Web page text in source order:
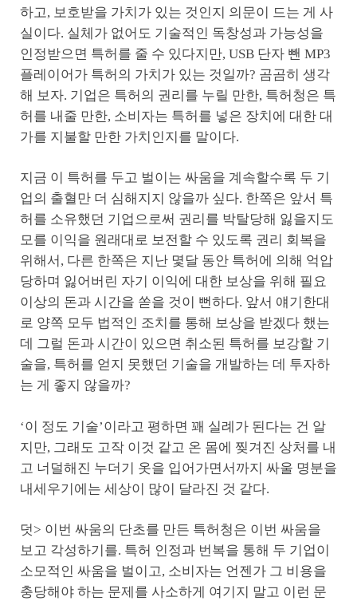
하고, 보호받을 가치가 있는 것인지 의문이 드는 게 사
실이다. 실체가 없어도 기술적인 독창성과 가능성을
인정받으면 특허를 줄 수 있다지만, USB 단자 뺀 MP3
플레이어가 특허의 가치가 있는 것일까? 곰곰히 생각
해 보자. 기업은 특허의 권리를 누릴 만한, 특허청은 특
허를 내줄 만한, 소비자는 특허를 넣은 장치에 대한 대
가를 지불할 만한 가치인지를 말이다.
지금 이 특허를 두고 벌이는 싸움을 계속할수록 두 기
업의 출혈만 더 심해지지 않을까 싶다. 한쪽은 앞서 특
허를 소유했던 기업으로써 권리를 박탈당해 잃을지도
모를 이익을 원래대로 보전할 수 있도록 권리 회복을
위해서, 다른 한쪽은 지난 몇달 동안 특허에 의해 억압
당하며 잃어버린 자기 이익에 대한 보상을 위해 필요
이상의 돈과 시간을 쏟을 것이 뻔하다. 앞서 얘기한대
로 양쪽 모두 법적인 조치를 통해 보상을 받겠다 했는
데 그럴 돈과 시간이 있으면 취소된 특허를 보강할 기
술을, 특허를 얻지 못했던 기술을 개발하는 데 투자하
는 게 좋지 않을까?
‘이 정도 기술’이라고 평하면 꽤 실례가 된다는 건 알
지만, 그래도 고작 이것 같고 온 몸에 찢겨진 상처를 내
고 너덜해진 누더기 옷을 입어가면서까지 싸울 명분을
내세우기에는 세상이 많이 달라진 것 같다.
덧> 이번 싸움의 단초를 만든 특허청은 이번 싸움을
보고 각성하기를. 특허 인정과 번복을 통해 두 기업이
소모적인 싸움을 벌이고, 소비자는 언젠가 그 비용을
충당해야 하는 문제를 사소하게 여기지 말고 이런 문